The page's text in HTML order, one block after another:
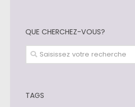
QUE CHERCHEZ-VOUS?
TAGS